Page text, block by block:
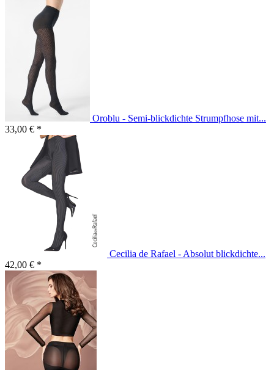
Oroblu - Semi-blickdichte Strumpfhose mit...
33,00 € *
Cecilia de Rafael - Absolut blickdichte...
42,00 € *